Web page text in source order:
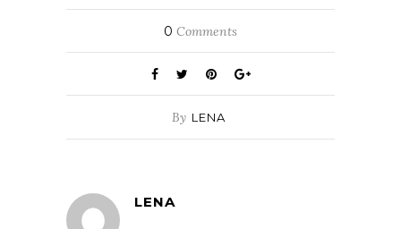
0 Comments
By LENA
LENA